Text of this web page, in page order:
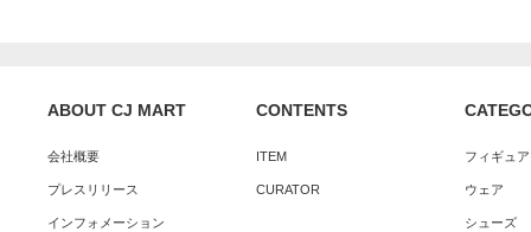
ABOUT CJ MART
会社概要
プレスリリース
インフォメーション
CONTENTS
ITEM
CURATOR
フィギュ
ウェア
シューズ